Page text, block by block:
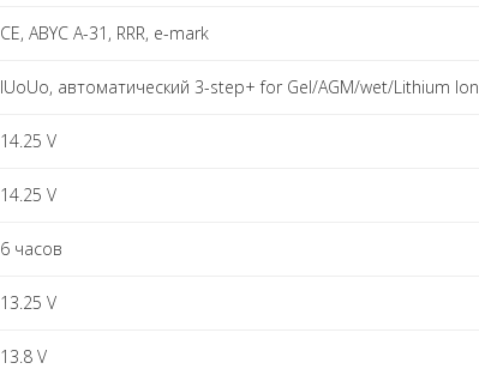
CE, ABYC A-31, RRR, e-mark
IUoUo, автоматический 3-step+ for Gel/AGM/wet/Lithium Ion
14.25 V
14.25 V
6 часов
13.25 V
13.8 V